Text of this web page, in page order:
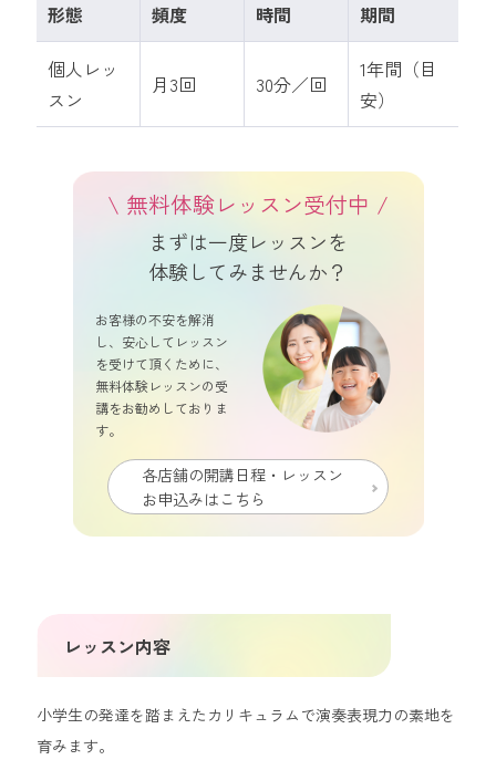
形態
頻度
時間
期間
個人レッ
スン
月3回 30分／回
1年間（目
安）
\ 無料体験レッスン受付中 /
まずは一度レッスンを
体験してみませんか？
お客様の不安を解消
し、安心してレッスン
を受けて頂くために、
無料体験レッスンの受
講をお勧めしておりま
す。
各店舗の開講日程・レッスン
お申込みはこちら
レッスン内容
小学生の発達を踏まえたカリキュラムで演奏表現力の素地を
育みます。